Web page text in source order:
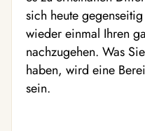
sich heute
wieder einmal Ihren
nachzugehen. Was
haben, wird eine
sein.